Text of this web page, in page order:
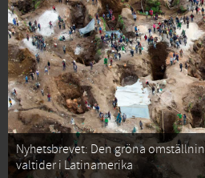
Nyhetsbrevet: Den gröna
valtider i Latinamerika